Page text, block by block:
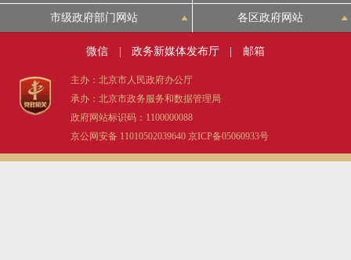
市级政府部门网站 各区政府网站
微信 政务新媒体发布厅 邮箱
主办：北京市人民政府办公厅
承办：北京市政务服务和数据管理局
政府网站标识码：1100000088
京公网安备 11010502039640 京ICP备05060933号